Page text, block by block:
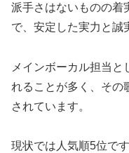
派手さはないものの着
で、安定した実力と誠
メインボーカル担当と
れることが多く、その
されています​。
現状では人気順5位で